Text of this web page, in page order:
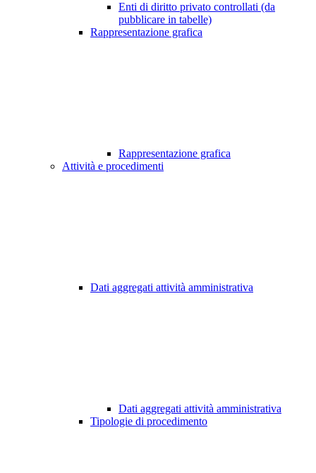
Enti di diritto privato controllati (da
pubblicare in tabelle)
Rappresentazione grafica
Rappresentazione grafica
Attività e procedimenti
Dati aggregati attività amministrativa
Dati aggregati attività amministrativa
Tipologie di procedimento